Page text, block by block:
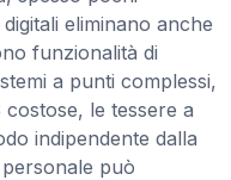
eliminano anche
funzionalità di
a punti complessi,
le tessere a
indipendente dalla
può